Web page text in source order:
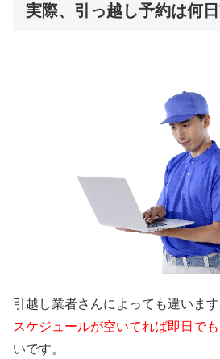
実際、引っ越し予約は何
引越し業者さんによっても違います
スケジュールが空いてれば即日で
いです。